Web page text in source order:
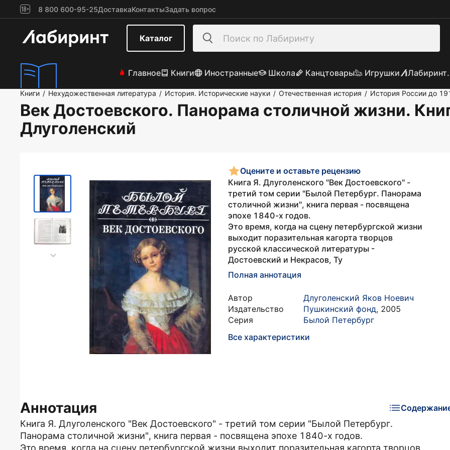
8 800 600-95-25ДоставкаКонтактыЗадать вопрос
Каталог
Главное Книги Иностранные Школа Канцтовары Игрушки
Книги / Нехудожественная литература / История. Исторические науки / Отечественная история / История России до
Век Достоевского. Панорама столичной жизни.
Длуголенский
Оцените и оставьте рецензию
Книга Я. Длуголенского "Век Достоевского" -
третий том серии "Былой Петербург. Панорама
столичной жизни", книга первая - посвящена
эпохе 1840-х годов.
Это время, когда на сцену петербургской жизни
выходит поразительная кагорта творцов
русской классической литературы -
Достоевский и Некрасов, Ту
Полная аннотация
Автор
Длуголенский Яков Ноевич
Издательство
Пушкинский фонд, 2005
Серия
Былой Петербург
Все характеристики
Аннотация
Книга Я. Длуголенского "Век Достоевского" - третий том серии "Былой Петербург.
Панорама столичной жизни", книга первая - посвящена эпохе 1840-х годов.
Это время, когда на сцену петербургской жизни выходит поразительная кагорта творцов